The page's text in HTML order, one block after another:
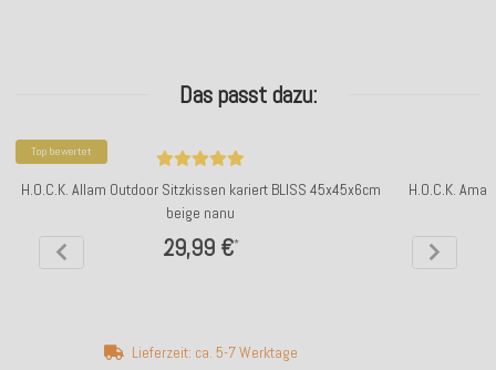
Das passt dazu:
Top bewertet
H.O.C.K. Allam Outdoor Sitzkissen kariert BLISS 45x45x6cm
beige nanu
29,99 €*
Lieferzeit: ca. 5-7 Werktage
H.O.C.K.